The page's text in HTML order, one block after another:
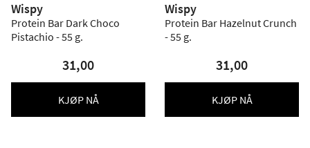
Wispy
Protein Bar Dark Choco
Pistachio - 55 g.
31,00
KJØP NÅ
Wispy
Protein Bar Hazelnut Crunch
- 55 g.
31,00
KJØP NÅ